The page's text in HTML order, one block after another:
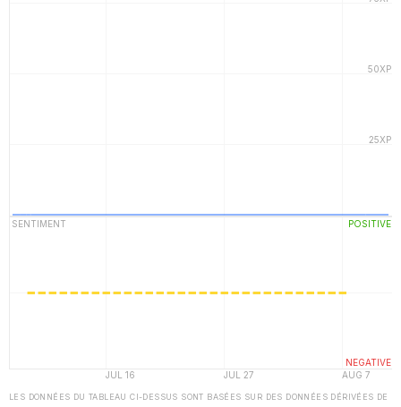
LES DONNÉES DU TABLEAU CI-DESSUS SONT BASÉES SUR DES DONNÉES DÉRIVÉES DE